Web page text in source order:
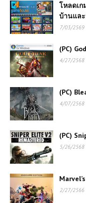
โหลดเก
บ้านแล
7/03/2569
(PC)
4/27/2568
(PC)
4/07/2568
(PC)
5/26/2568
2/27/2566